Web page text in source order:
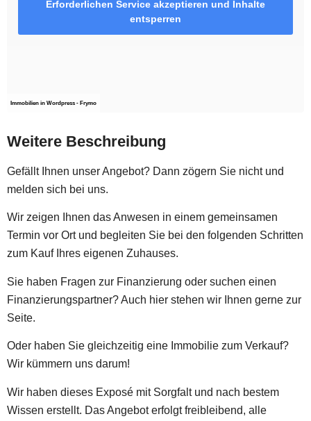
Erforderlichen Service akzeptieren und Inhalte
entsperren
Immobilien in Wordpress - Frymo
Weitere Beschreibung
Gefällt Ihnen unser Angebot? Dann zögern Sie nicht und
melden sich bei uns.
Wir zeigen Ihnen das Anwesen in einem gemeinsamen
Termin vor Ort und begleiten Sie bei den folgenden Schritten
zum Kauf Ihres eigenen Zuhauses.
Sie haben Fragen zur Finanzierung oder suchen einen
Finanzierungspartner? Auch hier stehen wir Ihnen gerne zur
Seite.
Oder haben Sie gleichzeitig eine Immobilie zum Verkauf?
Wir kümmern uns darum!
Wir haben dieses Exposé mit Sorgfalt und nach bestem
Wissen erstellt. Das Angebot erfolgt freibleibend, alle